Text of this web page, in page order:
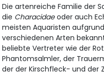
Die artenreiche Familie der
die Characidaeoder auch
meisten Aquaristen
verschiedenen Arten
beliebte Vertreter wie der
Phantomsalmler, der
der der Kirschfleck- und der